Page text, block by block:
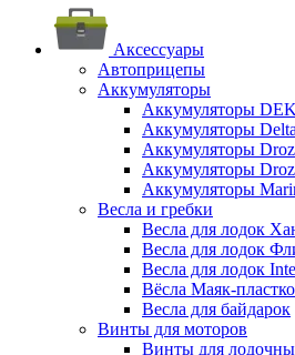
Аксессуары
Автоприцепы
Аккумуляторы
Аккумуляторы
Аккумуляторы Delta
Аккумуляторы
Аккумуляторы
Аккумуляторы
Весла и гребки
Весла для лодок
Весла для лодок
Весла для лодок
Вёсла Маяк-
Весла для байдарок
Винты для моторов
Винты для